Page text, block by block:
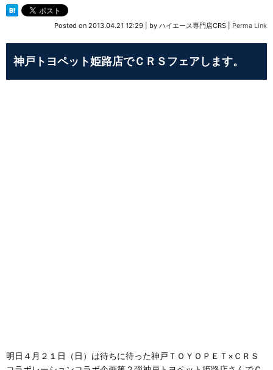
Posted on 2013.04.21 12:29 by ハイエース専門店CRS Perma Link
神戸トヨペット姫路店でＣＲＳフェアします。
明日４月２１日（日）は待ちに待った神戸ＴＯＹＯＰＥＴ×ＣＲＳ